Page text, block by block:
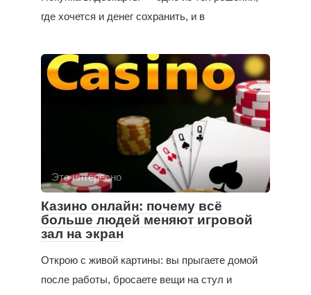
где хочется и денег сохранить, и в
Это интересно
Казино онлайн: почему всё
больше людей меняют игровой
зал на экран
Открою с живой картины: вы прыгаете домой
после работы, бросаете вещи на стул и